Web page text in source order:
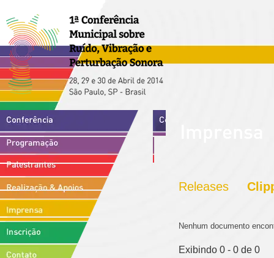
Releases
Nenhum documento
Exibindo 0 - 0 de 0